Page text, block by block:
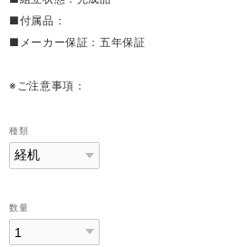
■付属品：
■メーカー保証：五年保証
※ご注意事項：
種類
数量